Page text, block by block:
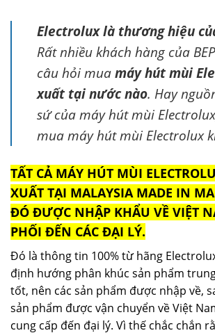
Electrolux là thương hiệu
Rất nhiều khách hàng của
câu hỏi muamáy hút mùi
xuất tại nước nào. Hay
sứ của máy hút mùi
mua máy hút mùi Electrolux
TẤT CẢ MÁY HÚT MÙI
XUẤT TẠI MALAYSIA MADE IN
ĐÓ ĐƯỢC NHẬP KHẨU VỀ VIỆT
PHỐI ĐẾN CÁC ĐẠI LÝ.
Đó là thông tin 100% từ hãng
định hướng phân khúc sản phẩm
tốt, nên các sản phẩm được nhập về,
sản phẩm được vận chuyển về Việt
cung cấp đến đại lý. Vì thế chắc chắn